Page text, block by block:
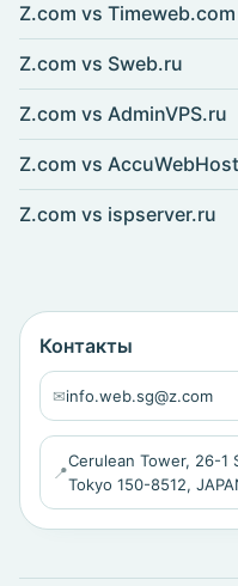
Z.com vs Timeweb.com
Z.com vs Sweb.ru
Z.com vs AdminVPS.ru
Z.com vs
Z.com vs ispserver.ru
Контакты
✉info.web.sg@z.com
📍
Cerulean Tower, 26-1
Tokyo 150-8512,